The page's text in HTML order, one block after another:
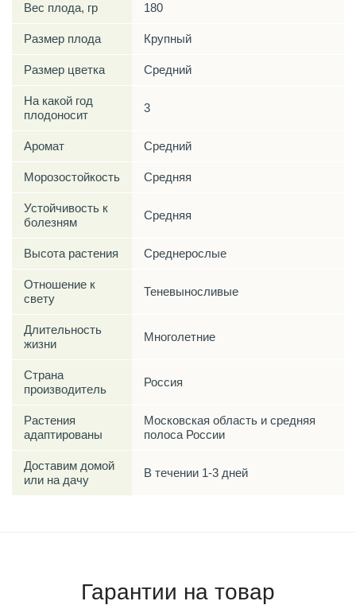
Вес плода, гр 180
Размер плода Крупный
Размер цветка Средний
На какой год
плодоносит
3
Аромат Средний
Морозостойкость Средняя
Устойчивость к
болезням
Средняя
Высота растения Среднерослые
Отношение к
свету
Теневыносливые
Длительность
жизни
Многолетние
Страна
производитель
Россия
Растения
адаптированы
Московская область и средняя
полоса России
Доставим домой
или на дачу
В течении 1-3 дней
Гарантии на товар